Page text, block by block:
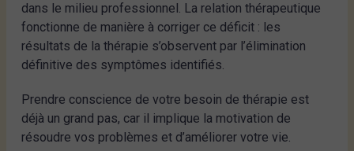
dans le milieu professionnel. La relation thérapeutique
fonctionne de manière à corriger ce déficit : les
résultats de la thérapie s’observent par l’élimination
définitive des symptômes identifiés.
Prendre conscience de votre besoin de thérapie est
déjà un grand pas, car il implique la motivation de
résoudre vos problèmes et d’améliorer votre vie.